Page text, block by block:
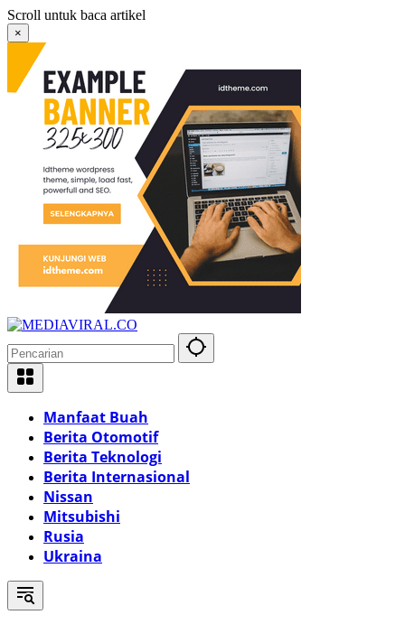
Langsung
ke
konten
Scroll untuk baca artikel
×
Manfaat Buah
Berita Otomotif
Berita Teknologi
Berita Internasional
Nissan
Mitsubishi
Rusia
Ukraina